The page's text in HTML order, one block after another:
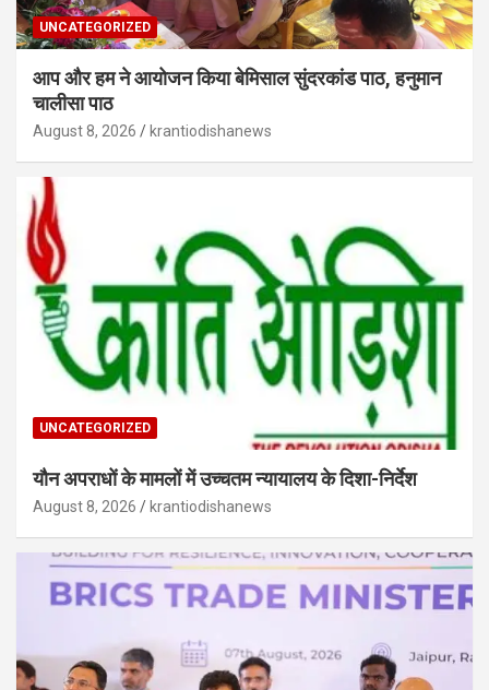
UNCATEGORIZED
आप और हम ने आयोजन किया बेमिसाल सुंदरकांड पाठ, हनुमान
चालीसा पाठ
August 8, 2026 krantiodishanews
UNCATEGORIZED
यौन अपराधों के मामलों में उच्चतम न्यायालय के दिशा-निर्देश
August 8, 2026 krantiodishanews